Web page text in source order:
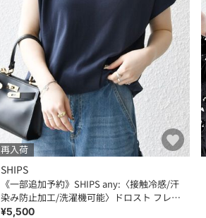
再入荷
SHIPS
《一部追加予約》SHIPS any:〈接触冷感/汗
染み防止加工/洗濯機可能〉ドロスト フレン
チスリーブ TEE
¥5,500